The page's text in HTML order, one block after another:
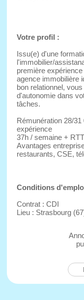
Votre profil :
Issu(e) d'une
l'immobilier/
première
agence immobilière
bon relationnel,
d'autonomie dans
tâches.
Rémunération 28/
expérience
37h / semaine + RTT
Avantages
restaurants, CSE,
Conditions
Contrat : CDI
Lieu : Strasbourg